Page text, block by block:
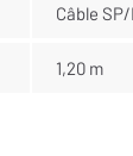
Câble
1,20 m